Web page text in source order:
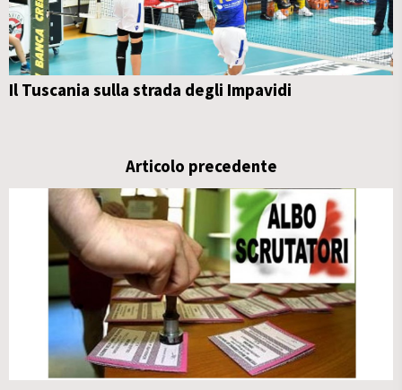
Il Tuscania sulla strada degli Impavidi
Articolo precedente